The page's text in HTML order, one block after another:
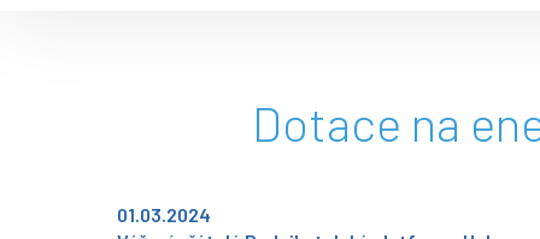
Dotace na
01.03.2024